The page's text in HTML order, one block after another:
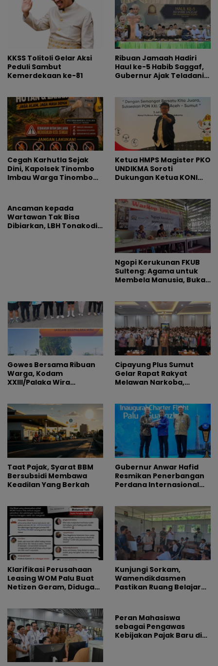
KKSS Tolitoli Gelar Aksi
Peduli Sambut
Kemerdekaan ke-81
Ribuan Jamaah Hadiri
Haul ke-5 Habib Saggaf,
Gubernur Ajak Teladani
Cegah Karhutla Sejak
Dini, Kapolsek Tinombo
Imbau Warga Tinombo
Ketua HMPS Magister PKO
UNDIKMA Soroti
Dukungan Ketua KONI
Olahraga Arena
Kepentingan Sesaat
Ancaman kepada
Wartawan Tak Bisa
Dibiarkan, LBH Tonakodi
Ngopi Kerukunan FKUB
Sulteng: Agama untuk
Membela Manusia, Bukan
Gowes Bersama Ribuan
Warga, Kodam
XXIII/Palaka Wira
Cipayung Plus Sumut
Gelar Rapat Rakyat
Melawan Narkoba,
Taat Pajak, Syarat BBM
Bersubsidi Membawa
Keadilan Yang Berkah
Gubernur Anwar Hafid
Resmikan Penerbangan
Perdana Internasional
Klarifikasi Perusahaan
Leasing WOM Palu Buat
Netizen Geram, Diduga
Kunjungi Sorkam,
Wamendikdasmen
Pastikan Ruang Belajar
Peran Mahasiswa
sebagai Pengawas
Kebijakan Pajak Baru di